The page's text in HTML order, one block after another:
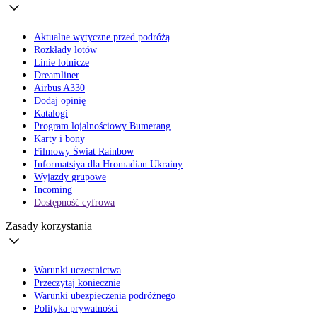
Aktualne wytyczne przed podróżą
Rozkłady lotów
Linie lotnicze
Dreamliner
Airbus A330
Dodaj opinię
Katalogi
Program lojalnościowy Bumerang
Karty i bony
Filmowy Świat Rainbow
Informatsiya dla Hromadian Ukrainy
Wyjazdy grupowe
Incoming
Dostępność cyfrowa
Zasady korzystania
Warunki uczestnictwa
Przeczytaj koniecznie
Warunki ubezpieczenia podróżnego
Polityka prywatności